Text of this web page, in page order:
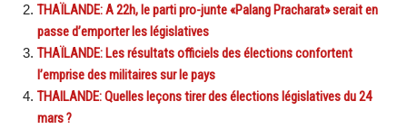
THAÏLANDE: A 22h, le parti pro-junte «Palang Pracharat» serait en
passe d’emporter les législatives
THAÏLANDE: Les résultats officiels des élections confortent
l’emprise des militaires sur le pays
THAILANDE: Quelles leçons tirer des élections législatives du 24
mars ?